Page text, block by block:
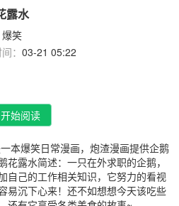
露水
爆笑
： 03-21 05:22
开始阅读
本爆笑日常漫画，炮渣漫画提供企鹅
露水简述：一只在外求职的企鹅，
自己的工作相关知识，它努力的看视
易沉下心来！还不如想想今天该吃些